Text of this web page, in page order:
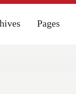
Pages
Pages